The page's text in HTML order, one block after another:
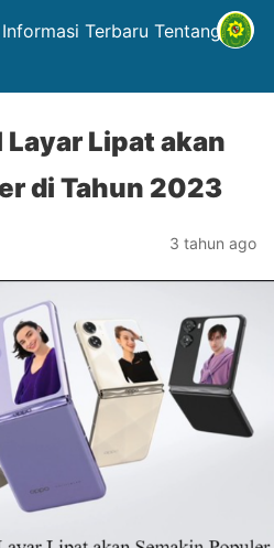
Terbaru Tentang Hp
Lipat akan
di Tahun 2023
3 tahun ago